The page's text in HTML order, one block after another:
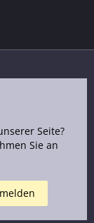
Seite?
Sie an